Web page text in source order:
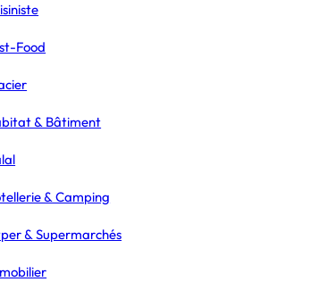
Food
& Bâtiment
& Camping
& Supermarchés